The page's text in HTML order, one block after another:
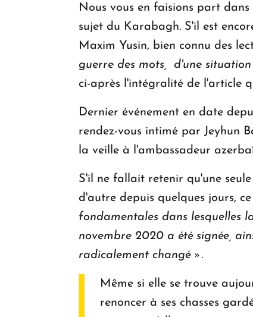
Nous vous en faisions part
sujet du Karabagh. S'il est
Maxim Yusin, bien connu des
guerre des mots, d'une
ci-après l'intégralité de l'article
Dernier événement en date
rendez-vous intimé par Jeyhun
la veille à l'ambassadeur
S'il ne fallait retenir qu'une
d'autre depuis quelques jours,
fondamentales dans lesquelles
novembre 2020 a été signée,
radicalement changé ».
Même si elle se trouve
renoncer à ses chasses